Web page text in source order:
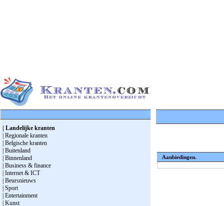
| Landelijke kranten
| Regionale kranten
| Belgische kranten
| Buitenland
| Binnenland
| Business & finance
| Internet & ICT
| Beursnieuws
| Sport
| Entertainment
| Kunst
Aanbiedingen.